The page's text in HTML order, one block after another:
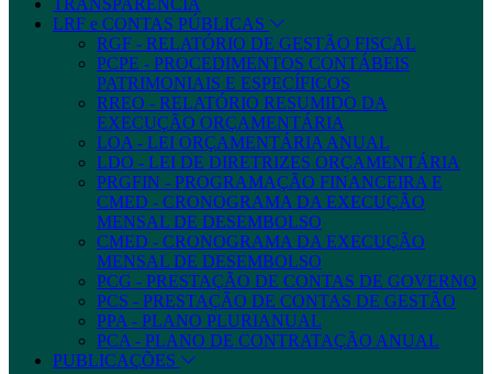
LRF e CONTAS PÚBLICAS
RGF - RELATÓRIO DE GESTÃO FISCAL
PCPE - PROCEDIMENTOS CONTÁBEIS
PATRIMONIAIS E ESPECÍFICOS
RREO - RELATÓRIO RESUMIDO DA
EXECUÇÃO ORÇAMENTÁRIA
LOA - LEI ORÇAMENTÁRIA ANUAL
LDO - LEI DE DIRETRIZES ORÇAMENTÁRIA
PRGFIN - PROGRAMAÇÃO FINANCEIRA E
CMED - CRONOGRAMA DA EXECUÇÃO
MENSAL DE DESEMBOLSO
CMED - CRONOGRAMA DA EXECUÇÃO
MENSAL DE DESEMBOLSO
PCG - PRESTAÇÃO DE CONTAS DE GOVERNO
PCS - PRESTAÇÃO DE CONTAS DE GESTÃO
PPA - PLANO PLURIANUAL
PCA - PLANO DE CONTRATAÇÃO ANUAL
PUBLICAÇÕES